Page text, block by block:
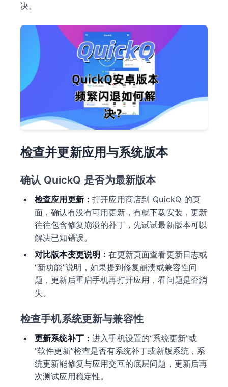
决。
检查并更新应用与系统版本
确认 QuickQ 是否为最新版本
检查应用更新：打开应用商店到 QuickQ 的页
面，确认有没有可用更新，有就下载安装，更新
往往包含修复崩溃的补丁，先试试最新版本可以
解决已知错误。
对比版本变更说明：在更新页面查看更新日志或
“新功能”说明，如果提到修复崩溃或兼容性问
题，更新后重启手机再打开应用，看问题是否消
失。
检查手机系统更新与兼容性
更新系统补丁：进入手机设置的“系统更新”或
“软件更新”检查是否有系统补丁或新版系统，系
统更新能修复与应用交互的底层问题，更新后再
次测试应用稳定性。